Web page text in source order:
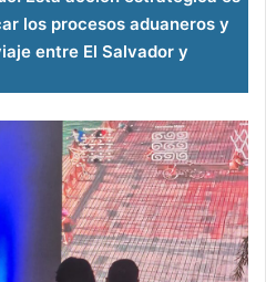
los procesos aduaneros y
entre El Salvador y